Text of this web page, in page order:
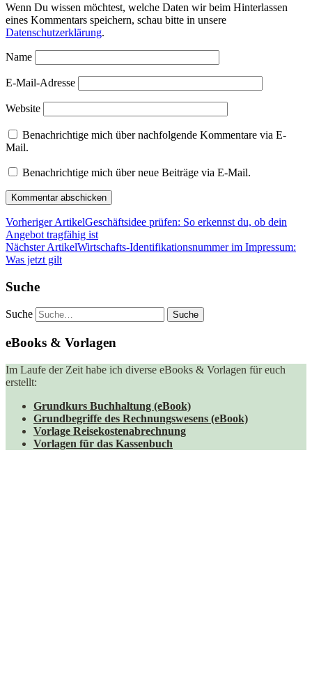
Wenn Du wissen möchtest, welche Daten wir beim Hinterlassen
eines Kommentars speichern, schau bitte in unsere
Datenschutzerklärung.
Name
E-Mail-Adresse
Website
Benachrichtige mich über nachfolgende Kommentare via E-
Mail.
Benachrichtige mich über neue Beiträge via E-Mail.
Vorheriger ArtikelGeschäftsidee prüfen: So erkennst du, ob dein
Angebot tragfähig ist
Nächster ArtikelWirtschafts-Identifikationsnummer im Impressum:
Was jetzt gilt
Suche
Suche
eBooks & Vorlagen
Im Laufe der Zeit habe ich diverse eBooks & Vorlagen für euch
erstellt:
Grundkurs Buchhaltung (eBook)
Grundbegriffe des Rechnungswesens (eBook)
Vorlage Reisekostenabrechnung
Vorlagen für das Kassenbuch